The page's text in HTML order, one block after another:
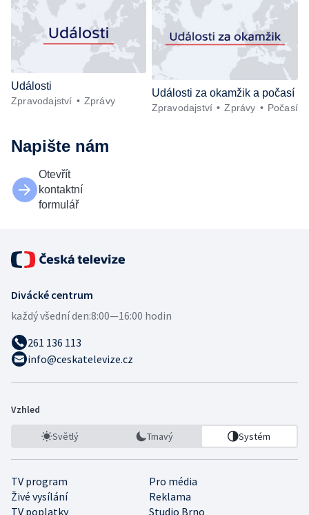
Události
Zpravodajství Zprávy
Události za okamžik a počasí
Zpravodajství Zprávy Počasí
Napište nám
Otevřít
kontaktní
formulář
Divácké centrum
každý všední den:8:00—16:00 hodin
261 136 113
info@ceskatelevize.cz
Vzhled
Světlý Tmavý Systém
TV program
Pro média
Živé vysílání
Reklama
TV poplatky
Studio Brno